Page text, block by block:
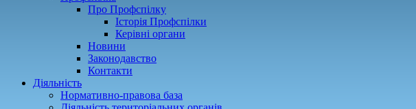
Про Профспілку
Історія Профспілки
Керівні органи
Новини
Законодавство
Контакти
Діяльність
Нормативно-правова база